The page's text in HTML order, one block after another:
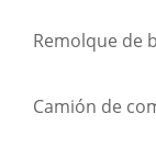
Remolque de
Camión de